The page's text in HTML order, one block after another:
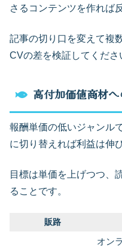
さるコンテンツを作れば
記事の切り口を変えて複
CVの差を検証してくださ
高付加価値商材
報酬単価の低いジャンル
に切り替えれば利益は伸
目標は単価を上げつつ、
ることです。
販路
オン